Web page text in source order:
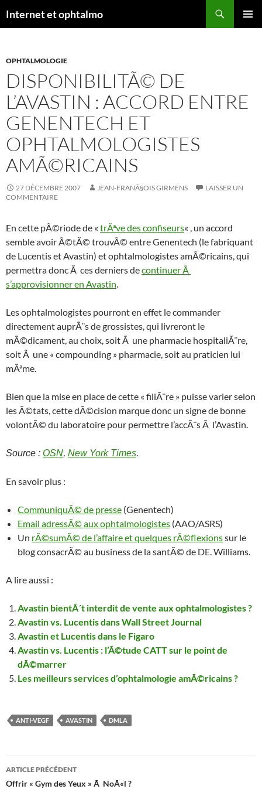
auInternet et ophtalmo
OPHTALMOLOGIE
DISPONIBILITÃ© DE
L’AVASTIN : ACCORD ENTRE
GENENTECH ET
OPHTALMOLOGISTES
AMÃ©RICAINS
27 DÉCEMBRE 2007 JEAN-FRANÃ§OIS GIRMENS
LAISSER UN
COMMENTAIRE
En cette pÃ©riode de « trÃªve des confiseurs« , un accord
semble avoir Ã©tÃ© trouvÃ© entre Genentech (le fabriquant
de Lucentis et Avastin) et ophtalmologistes amÃ©ricains, qui
permettra donc Ã ces derniers decontinuer Ã
s’approvisionner en Avastin.
Les ophtalmologistes pourront en effet le commander
directement auprÃ¨s de grossistes, qui livreront le
mÃ©dicament, au choix, soit Ã une pharmacie hospitaliÃ¨re,
soit Ã une « compounding » pharmacie, soit au praticien lui
mÃªme.
Bien que la mise en place de cette « filiÃ¨re » puisse varier selon
les Ã©tats, cette dÃ©cision marque donc un signe de bonne
volontÃ© du laboratoire pour permettre l’accÃ¨s Ã l’Avastin.
Source : OSN, New York Times.
En savoir plus :
CommuniquÃ© de presse (Genentech)
Email adressÃ© aux ophtalmologistes (AAO/ASRS)
Un rÃ©sumÃ© de l’affaire et quelques rÃ©flexionssur le
blog consacrÃ© au business de la santÃ© de DE. Williams.
A lire aussi :
Avastin bientÃ´t interdit de vente aux ophtalmologistes ?
Avastin vs. Lucentis dans Wall Street Journal
Avastin et Lucentis dans le Figaro
Avastin vs. Lucentis : l’Ã©tude CATT sur le point de
dÃ©marrer
Les meilleurs services d’ophtalmologie amÃ©ricains ?
ANTI-VEGF AVASTIN DMLA
Navigation
des
ARTICLE PRÉCÉDENT
Offrir « Gym des Yeux » Ã NoÃ«l ?